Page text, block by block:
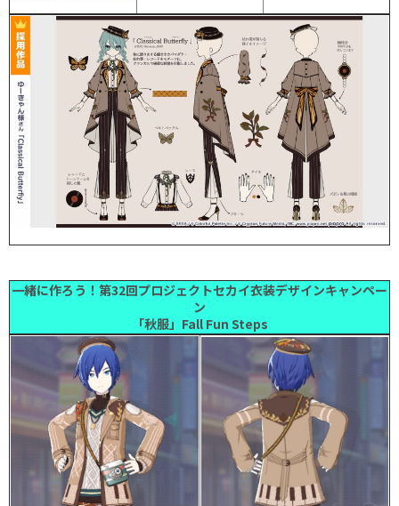
一緒に作ろう！第32回プロジェクトセカイ衣装デザインキャンペー
ン
「秋服」Fall Fun Steps